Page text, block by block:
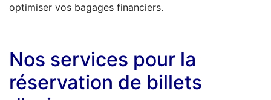
optimiser vos bagages financiers.
Nos services pour la
réservation de billets